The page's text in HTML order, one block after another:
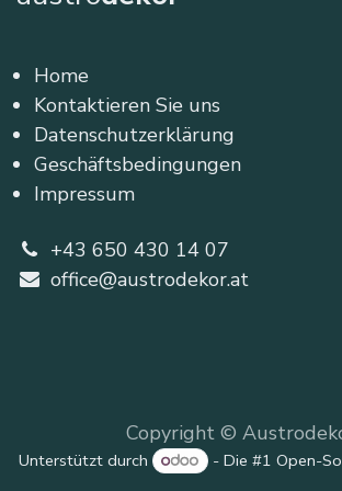
Home
Kontaktieren Sie uns
Datenschutzerklärung
Geschäftsbedingungen
Impressum
+43 650 430 14 07
office@austrodekor.at
Copyright ©
Unterstützt durch - Die #1 Open-